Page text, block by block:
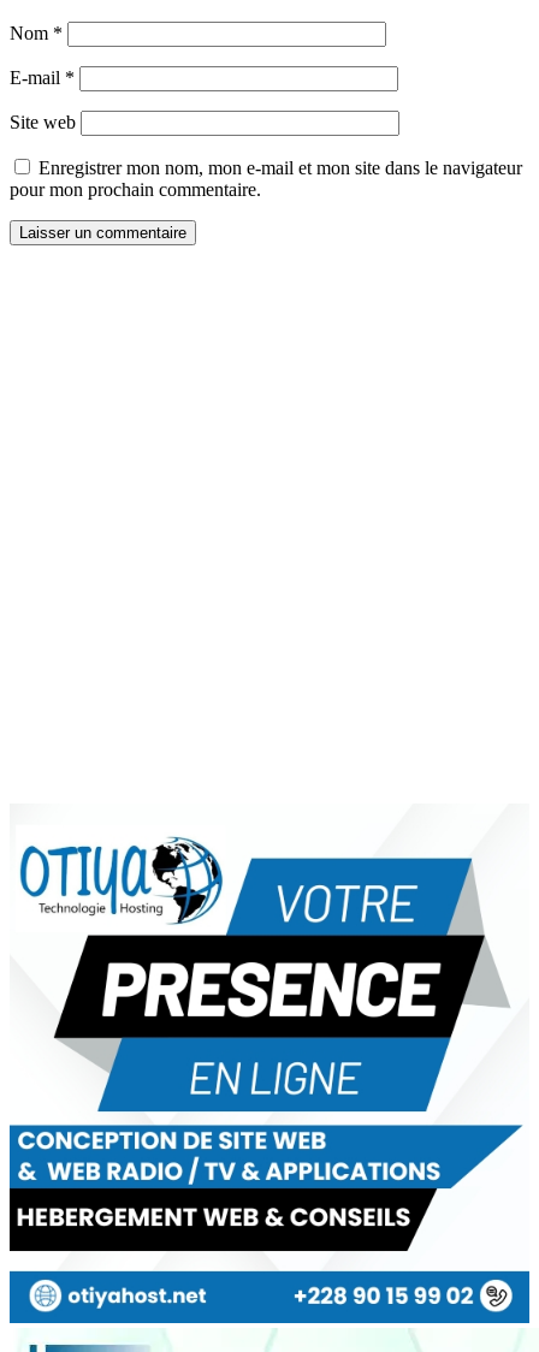
Nom *
E-mail *
Site web
Enregistrer mon nom, mon e-mail et mon site dans le navigateur
pour mon prochain commentaire.